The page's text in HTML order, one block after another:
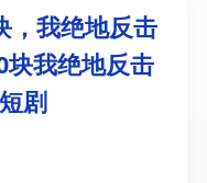
，我绝地反击
块我绝地反击
剧